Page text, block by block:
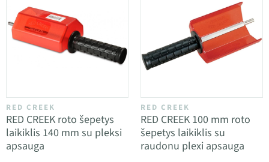
RED CREEK
RED CREEK roto šepetys
laikiklis 140 mm su pleksi
apsauga
RED CREEK
RED CREEK 100 mm roto
šepetys laikiklis su
raudonu plexi apsauga